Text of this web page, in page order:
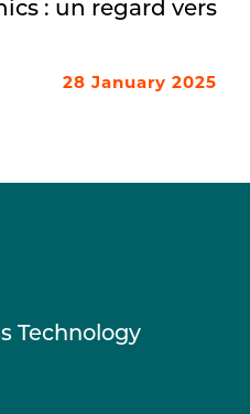
: un regard vers
28 January 2025
Technology